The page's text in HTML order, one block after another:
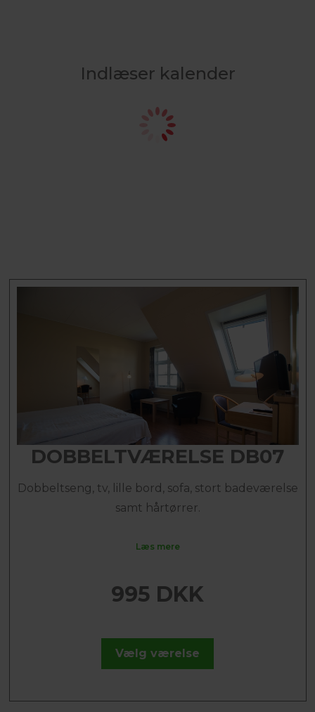
Indlæser kalender
DOBBELTVÆRELSE DB07
Dobbeltseng, tv, lille bord, sofa, stort badeværelse
samt hårtørrer.
Læs mere
995 DKK
Vælg værelse